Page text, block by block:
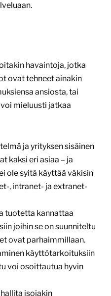
havaintoja, jotka
ovat tehneet ainakin
ansiosta, tai
mieluusti jatkaa
ja yrityksen sisäinen
kaksi eri asiaa – ja
ole syitä käyttää väkisin
, intranet- ja extranet-
tuotetta kannattaa
joihin se on suunniteltu
ovat parhaimmillaan.
käyttötarkoituksiin
voi osoittautua hyvin
isojakin